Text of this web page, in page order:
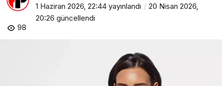
1 Haziran 2026, 22:44 yayınlandı
20 Nisan 2026,
20:26 güncellendi
98